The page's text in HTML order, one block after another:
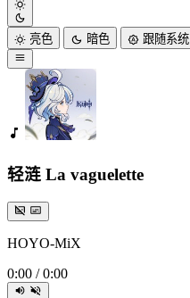
亮色 暗色 跟随系统
轻涟 La vaguelette
HOYO-MiX
0:00 / 0:00